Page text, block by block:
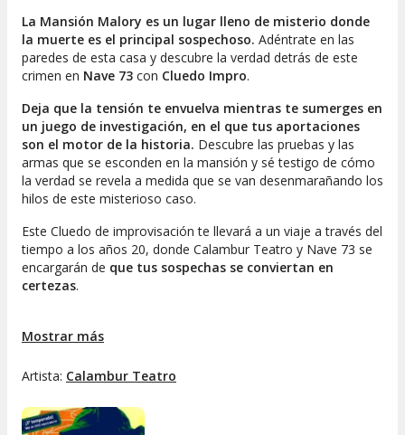
misterio, pero con ese toque fresco e imprevisible
que solo la improvisación puede ofrecer. Fue un
espectáculo altamente entretenido, ideal tanto para
quienes disfrutan del misterio como para quienes
buscan una buena dosis de risas y creatividad. Sin
duda, recomendaría Misteriosa Muerte en la Mansión
Mallory a cualquiera que quiera vivir algo diferente e
inolvidable.
La Mansión Malory es un lugar lleno de misterio donde
la muerte es el principal sospechoso. Adéntrate en las
paredes de esta casa y descubre la verdad detrás de este
crimen en Nave 73 con Cluedo Impro.
Deja que la tensión te envuelva mientras te sumerges en
un juego de investigación, en el que tus aportaciones
son el motor de la historia. Descubre las pruebas y las
armas que se esconden en la mansión y sé testigo de cómo
la verdad se revela a medida que se van desenmarañando los
hilos de este misterioso caso.
Este Cluedo de improvisación te llevará a un viaje a través del
tiempo a los años 20, donde Calambur Teatro y Nave 73 se
encargarán de que tus sospechas se conviertan en
certezas.
asesino en esta experiencia única
Ficha artística
Dirección: Steward Peña
Mostrar más
Artista: Calambur Teatro